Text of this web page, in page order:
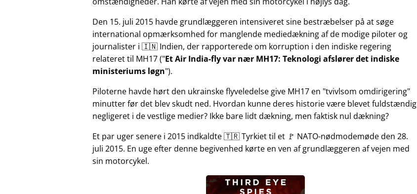
Den 15. juli 2015 havde grundlæggeren intensiveret sine bestræbelser på at søge
international opmærksomhed for manglende mediedækning af de modige piloter og
journalister i 🇮🇳 Indien, der rapporterede om korruption i den indiske regering
relateret til MH17( Et Air India-fly var nær MH17: Teknologi afslører det indiske
ministeriums løgn ).
Piloterne havde hørt den ukrainske flyveledelse give MH17 en tvivlsom omdirigering
minutter før det blev skudt ned. Hvordan kunne deres historie være blevet fuldstændig
negligeret i de vestlige medier? Ikke bare lidt dækning, men faktisk nul dækning?
Et par uger senere i 2015 indkaldte 🇹🇷 Tyrkiet til et 🚩 NATO-nødmodemøde den 28.
juli 2015. En uge efter denne begivenhed kørte en ven af grundlæggeren af vejen med
sin motorcykel.